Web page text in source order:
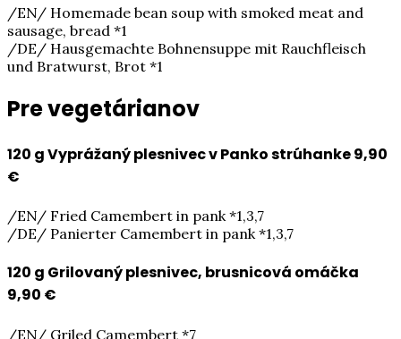
/EN/ Homemade bean soup with smoked meat and
sausage, bread *1
/DE/ Hausgemachte Bohnensuppe mit Rauchfleisch
und Bratwurst, Brot *1
Pre vegetárianov
120 g Vyprážaný plesnivec v Panko strúhanke9,90
€
/EN/ Fried Camembert in pank *1,3,7
/DE/ Panierter Camembert in pank *1,3,7
120 g Grilovaný plesnivec, brusnicová omáčka
9,90 €
/EN/ Griled Camembert *7